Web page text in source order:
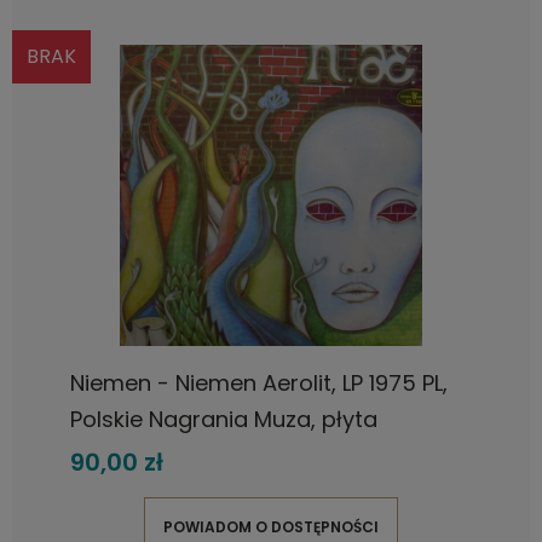
Niemen - Niemen Aerolit, LP 1975 PL,
Polskie Nagrania Muza, płyta
winylowa
90,00 zł
POWIADOM O DOSTĘPNOŚCI
BRAK